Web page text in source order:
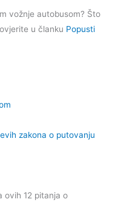
vožnje autobusom? Što
u članku Popusti
zakona o putovanju
ovih 12 pitanja o